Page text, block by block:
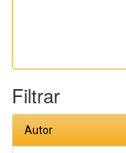
Filtrar
Autor